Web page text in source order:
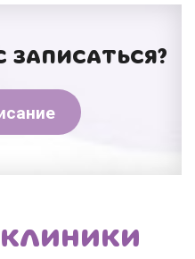
ЗАПИСАТЬСЯ?